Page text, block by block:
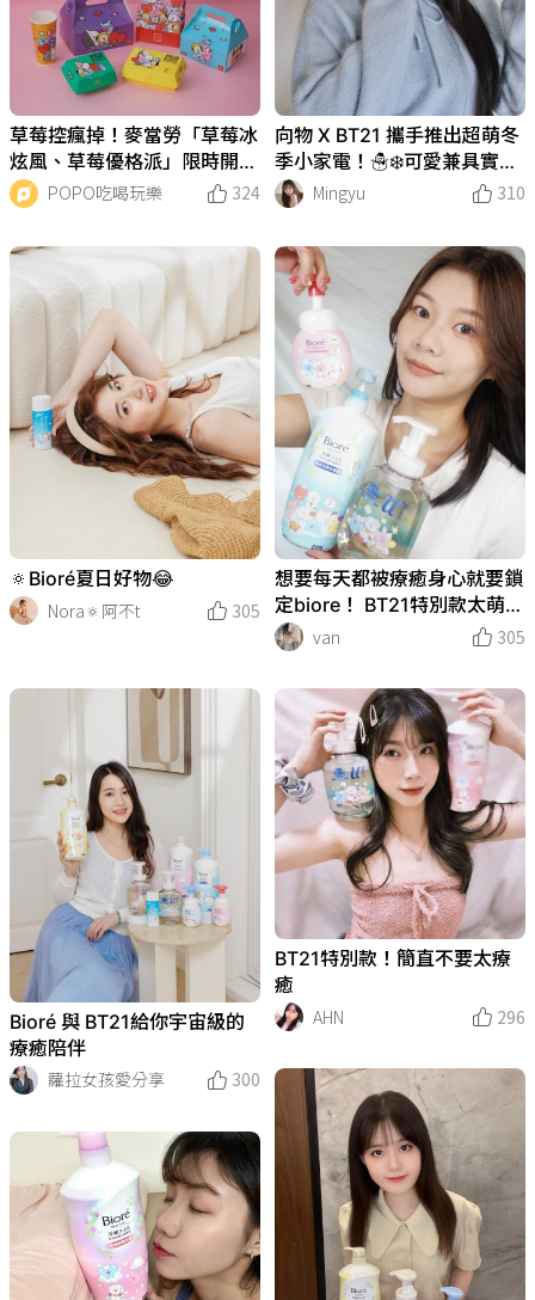
草莓控瘋掉！麥當勞「草莓冰
炫風、草莓優格派」限時開
賣！還有超萌BT21與韓風炸
鷄同步華麗回歸！
POPO吃喝玩樂 324
向物 X BT21 攜手推出超萌冬
季小家電！☃️❄️可愛兼具實用
燈光毛球修剪器
Mingyu 310
🔅Bioré夏日好物😂
Nora🔅阿不t
305
想要每天都被療癒身心就要鎖
定biore！ BT21特別款太萌啦
❤️❤️ 全系列總共4個產品今天
我來開箱！
van 305
Bioré 與 BT21給你宇宙級的
療癒陪伴
蘿拉女孩愛分享
300
BT21特別款！簡直不要太療
癒
AHN
296